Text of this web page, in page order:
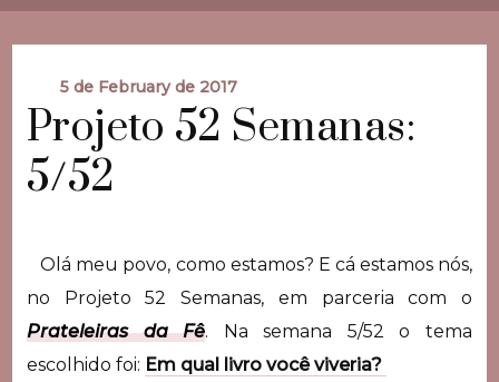
5 de February de 2017
Projeto 52 Semanas:
5/52
Olá meu povo, como estamos? E cá estamos nós,
no Projeto 52 Semanas, em parceria com o
Prateleiras da Fê. Na semana 5/52 o tema
escolhido foi: Em qual livro você viveria?